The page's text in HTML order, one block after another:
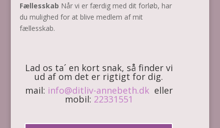
Fællesskab Når vi er færdig med dit forløb, har
du mulighed for at blive medlem af mit
fællesskab.
Lad os ta´ en kort snak, så finder vi
ud af om det er rigtigt for dig.
mail: info@ditliv-annebeth.dkeller
mobil: 22331551